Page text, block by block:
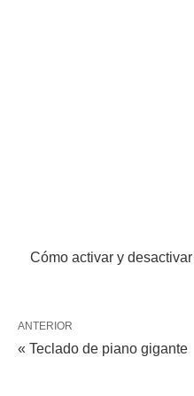
Cómo activar y
ANTERIOR
« Teclado de piano gigante